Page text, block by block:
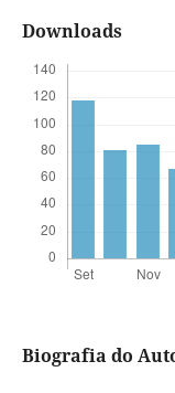
Downloads
Biografia do